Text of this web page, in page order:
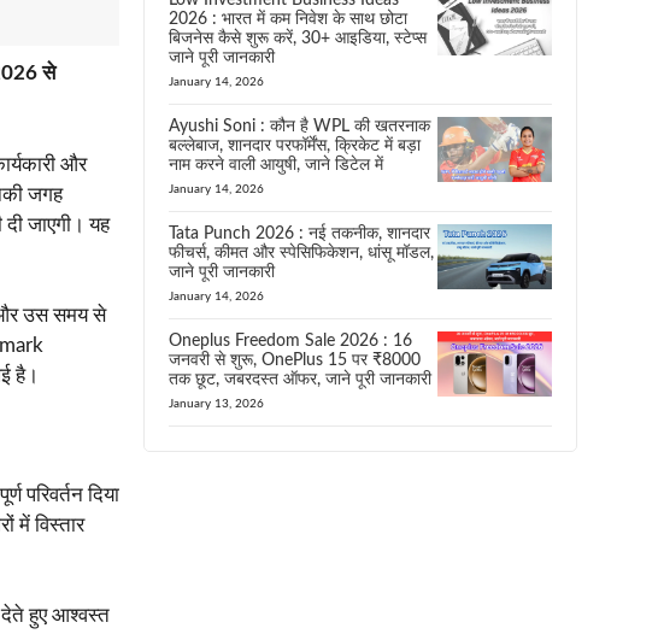
से
और
जगह
जाएगी। यह
और उस समय से
है।
दिया
में विस्तार
देते हुए आश्वस्त
2026 : भारत में कम निवेश के साथ छोटा
बिजनेस कैसे शुरू करें, 30+ आइडिया, स्टेप्स
जाने पूरी जानकारी
January 14, 2026
Ayushi Soni : कौन है WPL की खतरनाक
बल्लेबाज, शानदार परफॉर्मेंस, क्रिकेट में बड़ा
नाम करने वाली आयुषी, जाने डिटेल में
January 14, 2026
Tata Punch 2026 : नई तकनीक, शानदार
फीचर्स, कीमत और स्पेसिफिकेशन, धांसू मॉडल,
जाने पूरी जानकारी
January 14, 2026
Oneplus Freedom Sale 2026 : 16
जनवरी से शुरू, OnePlus 15 पर ₹8000
तक छूट, जबरदस्त ऑफर, जाने पूरी जानकारी
January 13, 2026